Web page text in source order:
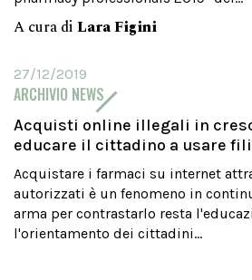
A cura di Lara Figini
27/12/2019
ARCHIVIO NEWS
Acquisti online illegali in
educare il cittadino a usare
Acquistare i farmaci su internet
autorizzati è un fenomeno in
arma per contrastarlo resta
l'orientamento dei cittadini...